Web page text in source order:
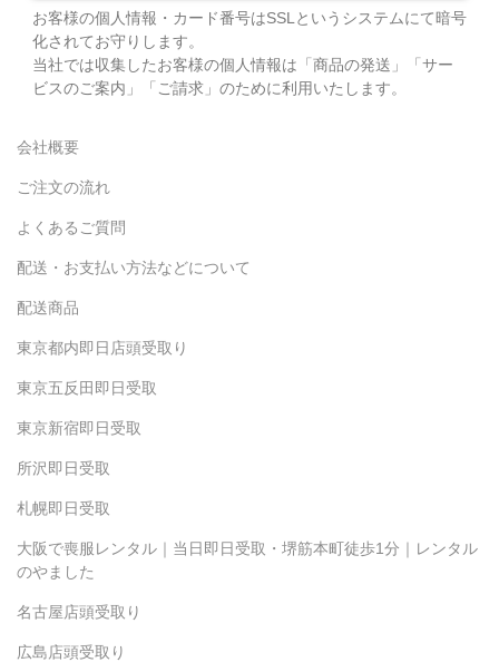
お客様の個人情報・カード番号はSSLというシステムにて暗号
化されてお守りします。
当社では収集したお客様の個人情報は「商品の発送」「サー
ビスのご案内」「ご請求」のために利用いたします。
会社概要
ご注文の流れ
よくあるご質問
配送・お支払い方法などについて
配送商品
東京都内即日店頭受取り
東京五反田即日受取
東京新宿即日受取
所沢即日受取
札幌即日受取
大阪で喪服レンタル｜当日即日受取・堺筋本町徒歩1分｜レンタル
のやました
名古屋店頭受取り
広島店頭受取り